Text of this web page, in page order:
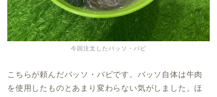
今回注文したバッソ・バビ
こちらが頼んだバッソ・バビです。バッソ自体は牛肉
を使用したものとあまり変わらない気がしました。ほ